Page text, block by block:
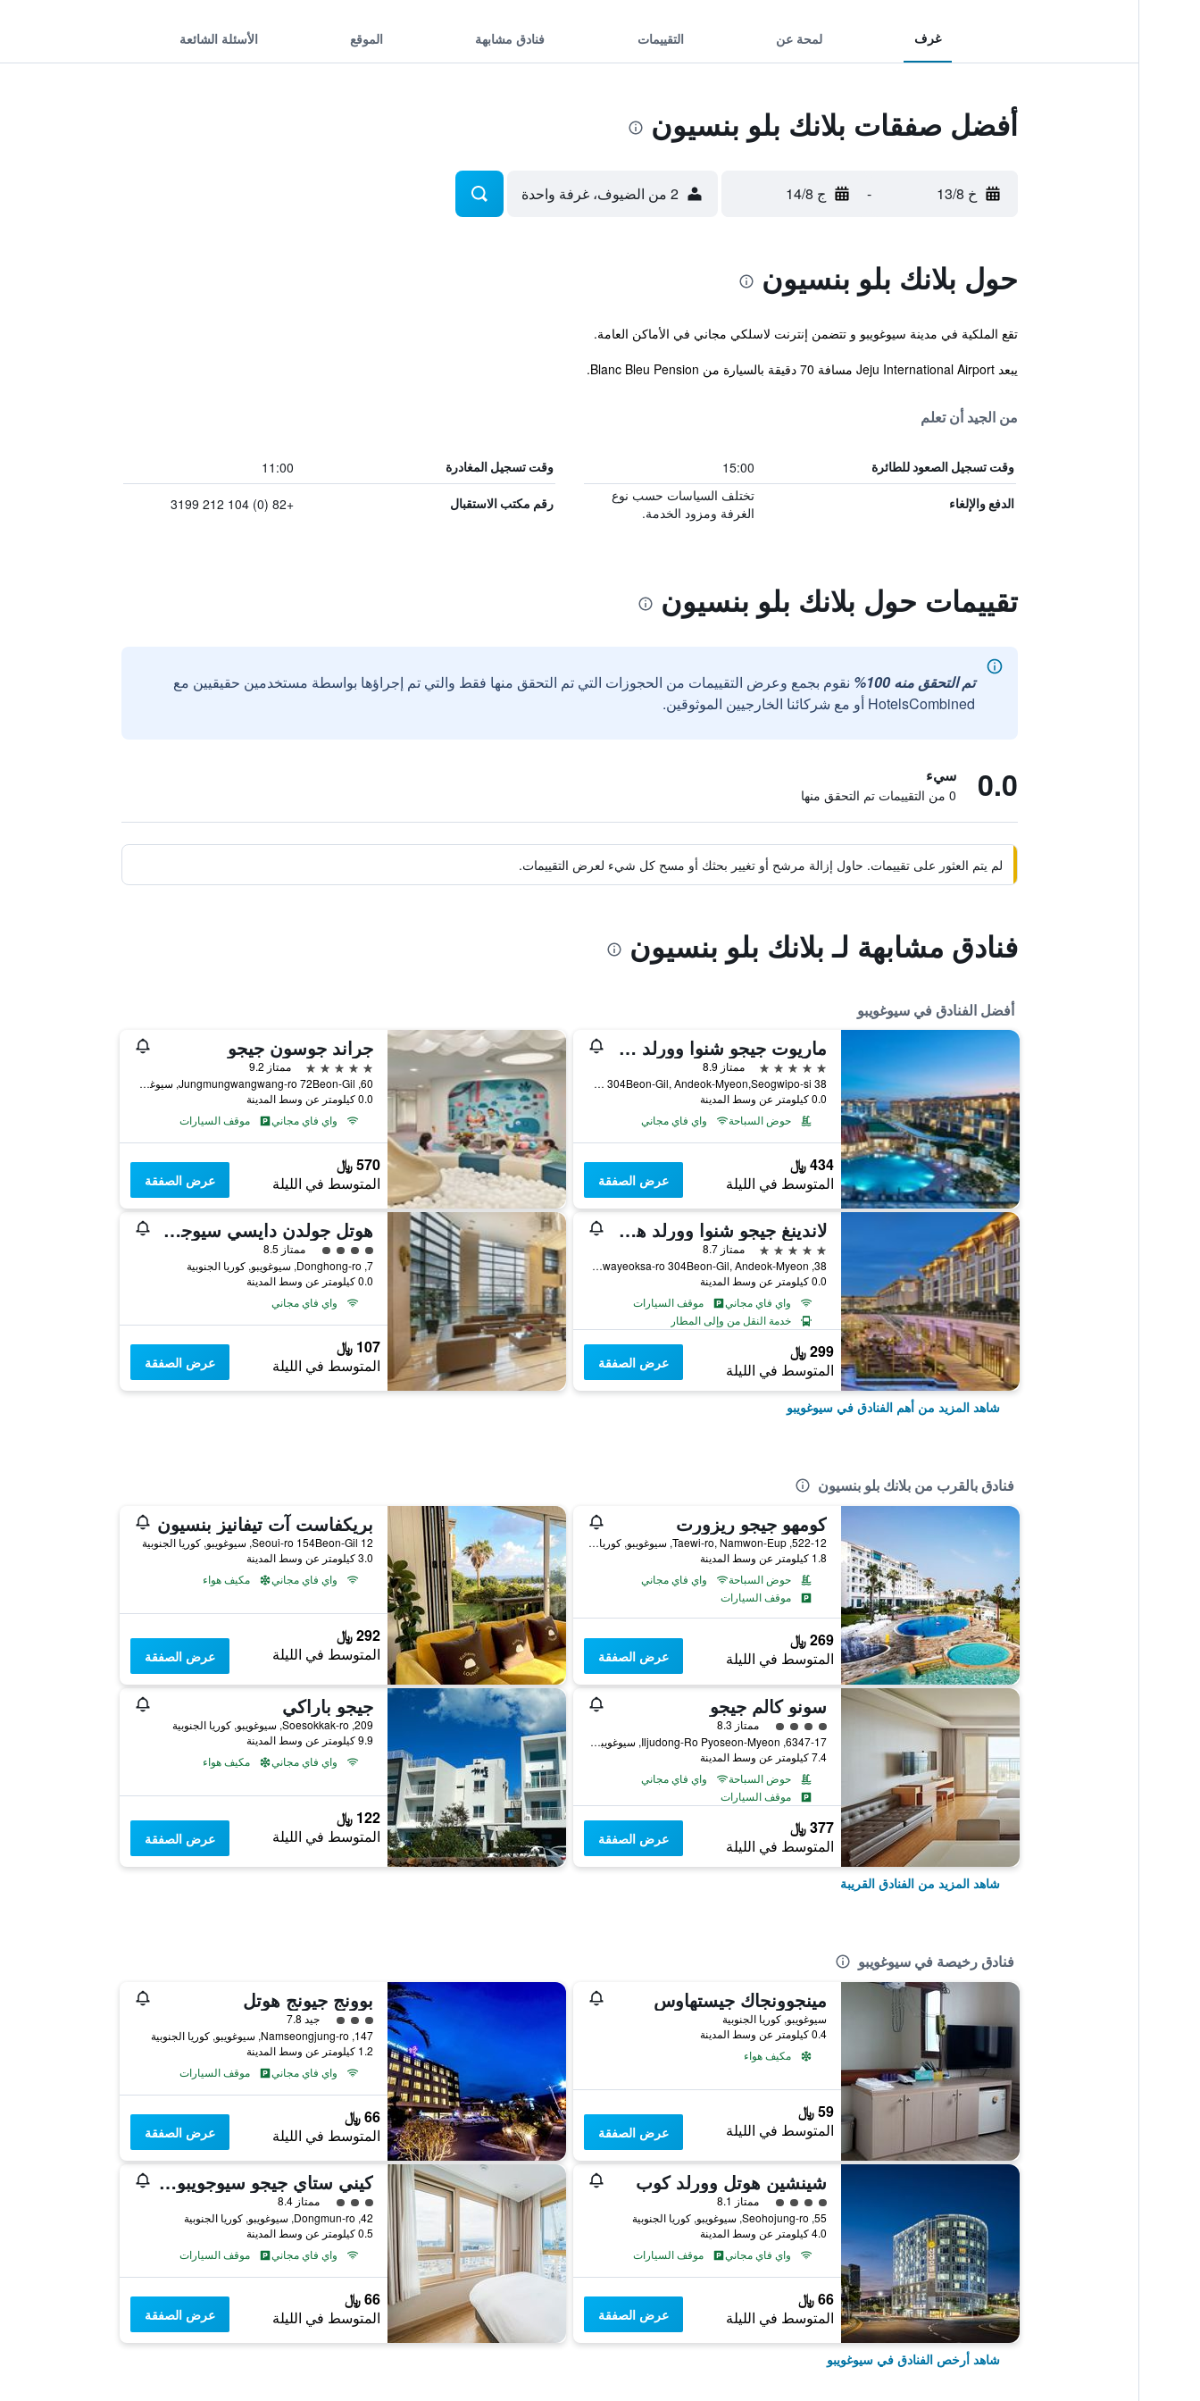
غرف لمحة عن التقييمات فنادق مشابهة الموقع الأسئلة الشائعة
أفضل صفقات بلانك بلو بنسيون
خ 13/8 - ج 14/8 2 من الضيوف، غرفة واحدة
حول بلانك بلو بنسيون
تقع الملكية في مدينة سيوغويبو و تتضمن إنترنت لاسلكي مجاني في الأماكن العامة.
يبعد Jeju International Airport مسافة 70 دقيقة بالسيارة من Blanc Bleu Pension.
من الجيد أن تعلم
وقت تسجيل الصعود للطائرة 15:00 وقت تسجيل المغادرة 11:00
الدفع والإلغاء
تختلف السياسات حسب نوع
الغرفة ومزود الخدمة.
رقم مكتب الاستقبال +82 (0) 104 212 3199
تقييمات حول بلانك بلو بنسيون
تم التحقق منه 100%
نقوم بجمع وعرض التقييمات من الحجوزات التي تم التحقق منها فقط والتي تم إجراؤها بواسطة مستخدمين حقيقيين مع
HotelsCombined أو مع شركائنا الخارجيين الموثوقين.
0.0 سيء
0 من التقييمات تم التحقق منها
لم يتم العثور على تقييمات. حاول إزالة مرشح أو تغيير بحثك أو مسح كل شيء لعرض التقييمات.
فنادق مشابهة لـ بلانك بلو بنسيون
أفضل الفنادق في سيوغويبو
ماريوت جيجو شنوا وورلد هوتلز آند ريزورتس
5 نجوم
ممتاز 8.9
38 Sinhwayeoksa-ro 304Beon-Gil, Andeok-Myeon,Seogwipo-si, سيوغويبو, كوريا الجنوبية
0.0 كيلومتر عن وسط المدينة
حوض السباحة
واي فاي مجاني
434 ﷼
المتوسط في الليلة عرض الصفقة
جراند جوسون جيجو
5 نجوم
ممتاز 9.2
60, Jungmungwangwang-ro 72Beon-Gil, سيوغويبو, كوريا الجنوبية
0.0 كيلومتر عن وسط المدينة
واي فاي مجاني
موقف السيارات
570 ﷼
المتوسط في الليلة عرض الصفقة
لاندينغ جيجو شنوا وورلد هوتلز آند ريزورتس
5 نجوم
ممتاز 8.7
38, Sinhwayeoksa-ro 304Beon-Gil, Andeok-Myeon, سيوغويبو, كوريا الجنوبية
0.0 كيلومتر عن وسط المدينة
واي فاي مجاني
موقف السيارات
خدمة النقل من وإلى المطار
299 ﷼
المتوسط في الليلة عرض الصفقة
هوتل جولدن دايسي سيوجويبو أوشن
تقييم فئة 4
ممتاز 8.5
7, Donghong-ro, سيوغويبو, كوريا الجنوبية
0.0 كيلومتر عن وسط المدينة
واي فاي مجاني
107 ﷼
المتوسط في الليلة عرض الصفقة
شاهد المزيد من أهم الفنادق في سيوغويبو
فنادق بالقرب من بلانك بلو بنسيون
كومهو جيجو ريزورت
522-12, Taewi-ro, Namwon-Eup, سيوغويبو, كوريا الجنوبية
1.8 كيلومتر عن وسط المدينة
حوض السباحة
واي فاي مجاني
موقف السيارات
269 ﷼
المتوسط في الليلة عرض الصفقة
بريكفاست آت تيفانيز بنسيون
12 Seoui-ro 154Beon-Gil, سيوغويبو, كوريا الجنوبية
3.0 كيلومتر عن وسط المدينة
واي فاي مجاني
مكيف هواء
292 ﷼
المتوسط في الليلة عرض الصفقة
سونو كالم جيجو
تقييم فئة 4
ممتاز 8.3
6347-17, Iljudong-Ro Pyoseon-Myeon, سيوغويبو, كوريا الجنوبية
7.4 كيلومتر عن وسط المدينة
حوض السباحة
واي فاي مجاني
موقف السيارات
377 ﷼
المتوسط في الليلة عرض الصفقة
جيجو باراكي
209, Soesokkak-ro, سيوغويبو, كوريا الجنوبية
9.9 كيلومتر عن وسط المدينة
واي فاي مجاني
مكيف هواء
122 ﷼
المتوسط في الليلة عرض الصفقة
شاهد المزيد من الفنادق القريبة
فنادق رخيصة في سيوغويبو
مينجوونجاك جيستهاوس
سيوغويبو, كوريا الجنوبية
0.4 كيلومتر عن وسط المدينة
مكيف هواء
59 ﷼
المتوسط في الليلة عرض الصفقة
بوونج جيونج هوتل
تقييم فئة 3جيد 7.8
147, Namseongjung-ro, سيوغويبو, كوريا الجنوبية
1.2 كيلومتر عن وسط المدينة
واي فاي مجاني
موقف السيارات
66 ﷼
المتوسط في الليلة عرض الصفقة
شينشين هوتل وورلد كوب
تقييم فئة 4
ممتاز 8.1
55, Seohojung-ro, سيوغويبو, كوريا الجنوبية
4.0 كيلومتر عن وسط المدينة
واي فاي مجاني
موقف السيارات
66 ﷼
المتوسط في الليلة عرض الصفقة
كيني ستاي جيجو سيوجويبو-هوتل كيني
تقييم فئة 3ممتاز 8.4
42, Dongmun-ro, سيوغويبو, كوريا الجنوبية
0.5 كيلومتر عن وسط المدينة
واي فاي مجاني
موقف السيارات
66 ﷼
المتوسط في الليلة عرض الصفقة
شاهد أرخص الفنادق في سيوغويبو